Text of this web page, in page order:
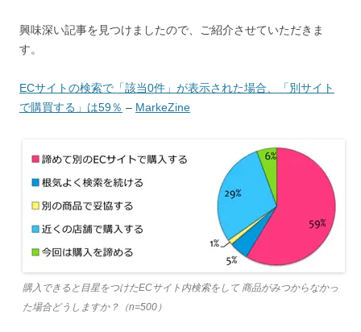
興味深い記事を見つけましたので、ご紹介させていただきま
す。
ECサイトの検索で「該当0件」が表示された場合、「別サイト
で購買する」は59％ – MarkeZine
購入できると目星をつけたECサイト内検索をして 商品がみつからなかっ
た場合どうしますか？（n=500）